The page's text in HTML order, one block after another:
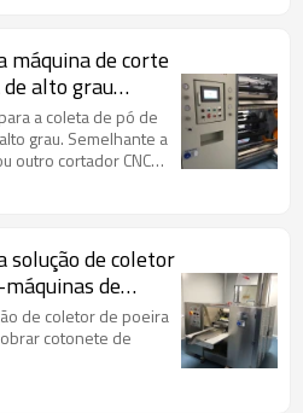
máquina de corte
alto grau
a coleta de pó de
grau. Semelhante a
outro cortador CNC
de coletor
de
de coletor de poeira
cotonete de